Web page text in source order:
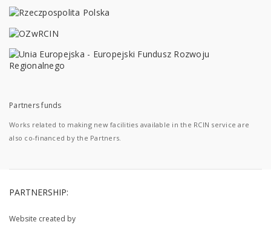
Partners funds
Works related to making new facilities available in the RCIN service are
also co-financed by the Partners.
PARTNERSHIP:
Website created by